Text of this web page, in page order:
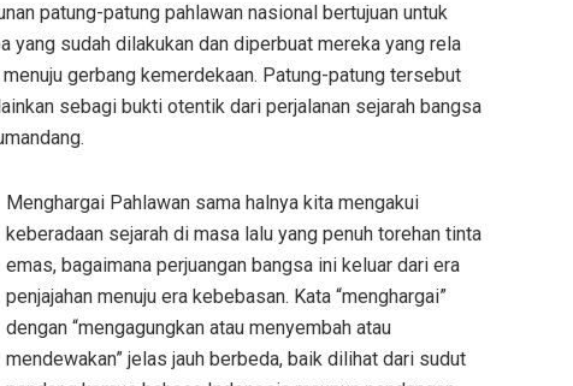
patung-patung pahlawan nasional bertujuan untuk
yang sudah dilakukan dan diperbuat mereka yang rela
gerbang kemerdekaan. Patung-patung tersebut
sebagi bukti otentik dari perjalanan sejarah bangsa
Menghargai Pahlawan sama halnya kita mengakui
keberadaan sejarah di masa lalu yang penuh torehan tinta
emas, bagaimana perjuangan bangsa ini keluar dari era
penjajahan menuju era kebebasan. Kata “menghargai”
dengan “mengagungkan atau menyembah atau
mendewakan” jelas jauh berbeda, baik dilihat dari sudut